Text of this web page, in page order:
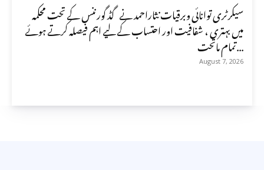
سیکرٹری توانائی وبرقیات نثاراحمد نے گڈ گورننس کے تحت محکمہ
میں بہتری ، شفافیت اور احتساب کے لیے اہم فیصلہ کرتے ہوئے
تمام ماتحت...
August 7, 2026